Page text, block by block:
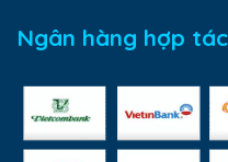
Ngân hàng hợp tác